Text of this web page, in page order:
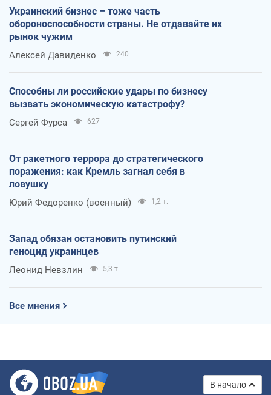
Украинский бизнес – тоже часть
обороноспособности страны. Не отдавайте их
рынок чужим
Алексей Давиденко 240
Способны ли российские удары по бизнесу
вызвать экономическую катастрофу?
Сергей Фурса 627
От ракетного террора до стратегического
поражения: как Кремль загнал себя в
ловушку
Юрий Федоренко (военный) 1,2 т.
Запад обязан остановить путинский
геноцид украинцев
Леонид Невзлин 5,3 т.
Все мнения
В начало